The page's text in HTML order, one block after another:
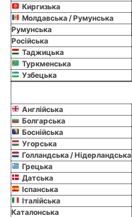
Киргизька
Молдавська / Румунська
Румунська
Російська
Таджицька
Туркменська
Узбецька
Англійська
Болгарська
Боснійська
Угорська
Голландська / Нідерландська
Грецька
Датська
Іспанська
Італійська
Каталонська